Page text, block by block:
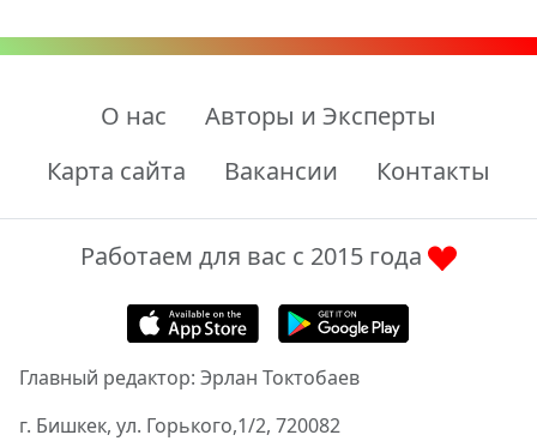
О нас
Авторы и Эксперты
Карта сайта
Вакансии Контакты
Работаем для вас с 2015 года
Главный редактор: Эрлан Токтобаев
г. Бишкек, ул. Горького,1/2, 720082